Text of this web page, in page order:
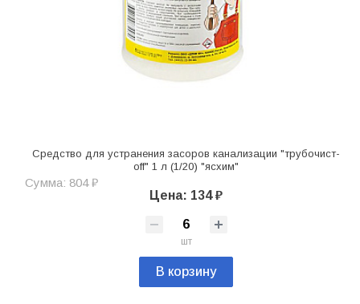
Средство для устранения засоров канализации "трубочист-
off" 1 л (1/20) "ясхим"
Сумма: 804 ₽
Цена: 134 ₽
шт
В корзину